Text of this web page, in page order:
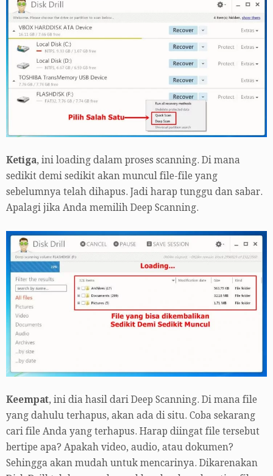
Ketiga, ini loading dalam proses scanning. Di mana
sedikit demi sedikit akan muncul file-file yang
sebelumnya telah dihapus. Jadi harap tunggu dan sabar.
Apalagi jika Anda memilih Deep Scanning.
Keempat, ini dia hasil dari Deep Scanning. Di mana file
yang dahulu terhapus, akan ada di situ. Coba sekarang
cari file Anda yang terhapus. Harap diingat file tersebut
bertipe apa? Apakah video, audio, atau dokumen?
Sehingga akan mudah untuk mencarinya. Dikarenakan